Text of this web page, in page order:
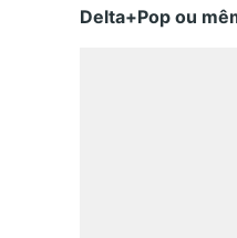
Delta+Pop ou